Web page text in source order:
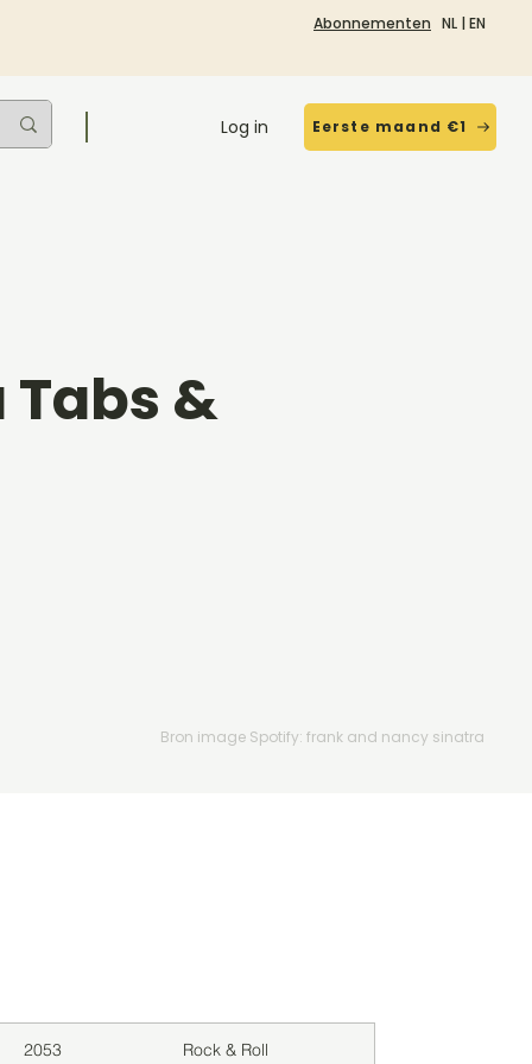
Abonnementen NL | EN
Log in Eerste maand €1
&
Bron image Spotify: frank and nancy sinatra
2053 Rock & Roll